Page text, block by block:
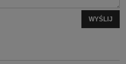
WYŚLIJ